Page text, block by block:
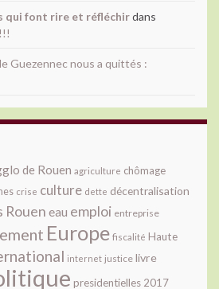
qui font rire et réfléchirdans
Guezennec nous a quittés :
de Rouen agriculture chômage
crise culture dette décentralisation
Rouen eau emploi entreprise
Europe fiscalité Haute
internet justice livre
presidentielles 2017